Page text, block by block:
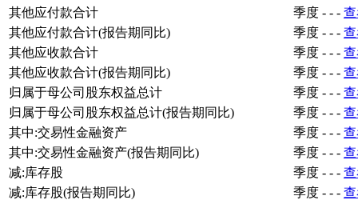
其他应付款合计
季度 - - -
其他应付款合计(报告期同比)
季度 - - -
其他应收款合计
季度 - - -
其他应收款合计(报告期同比)
季度 - - -
归属于母公司股东权益总计
季度 - - -
归属于母公司股东权益总计(报告期同比)
季度 - - -
其中:交易性金融资产
季度 - - -
其中:交易性金融资产(报告期同比)
季度 - - -
减:库存股
季度 - - -
减:库存股(报告期同比)
季度 - - -